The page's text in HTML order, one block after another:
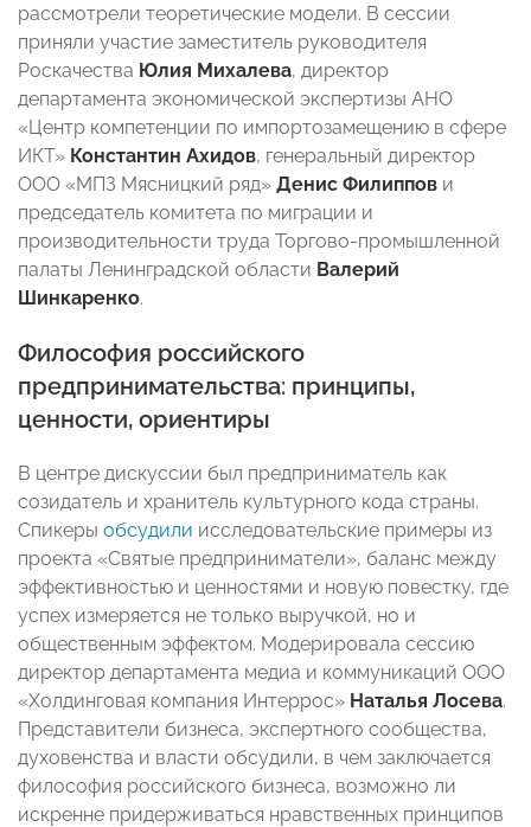
рассмотрели теоретические модели. В сессии
приняли участие заместитель руководителя
Роскачества Юлия Михалева, директор
департамента экономической экспертизы АНО
«Центр компетенции по импортозамещению в сфере
ИКТ» Константин Ахидов, генеральный директор
ООО «МПЗ Мясницкий ряд» Денис Филиппов и
председатель комитета по миграции и
производительности труда Торгово-промышленной
палаты Ленинградской области Валерий
Шинкаренко.
Философия российского
предпринимательства: принципы,
ценности, ориентиры
В центре дискуссии был предприниматель как
созидатель и хранитель культурного кода страны.
Спикеры обсудили исследовательские примеры из
проекта «Святые предприниматели», баланс между
эффективностью и ценностями и новую повестку, где
успех измеряется не только выручкой, но и
общественным эффектом. Модерировала сессию
директор департамента медиа и коммуникаций ООО
«Холдинговая компания Интеррос» Наталья Лосева.
Представители бизнеса, экспертного сообщества,
духовенства и власти обсудили, в чем заключается
философия российского бизнеса, возможно ли
искренне придерживаться нравственных принципов